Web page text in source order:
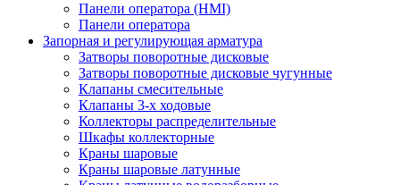
Панели оператора (HMI)
Панели оператора
Запорная и регулирующая арматура
Затворы поворотные дисковые
Затворы поворотные дисковые чугунные
Клапаны смесительные
Клапаны 3-х ходовые
Коллекторы распределительные
Шкафы коллекторные
Краны шаровые
Краны шаровые латунные